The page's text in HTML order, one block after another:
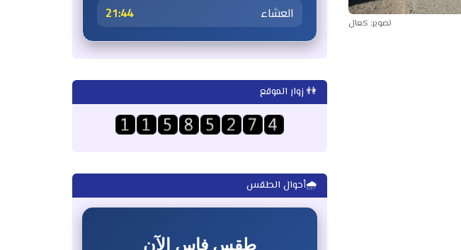
تصوير: كعال
العشاء
21:44
👫 زوار الموقع
🌧️أحوال الطقس
طقس فاس الآن